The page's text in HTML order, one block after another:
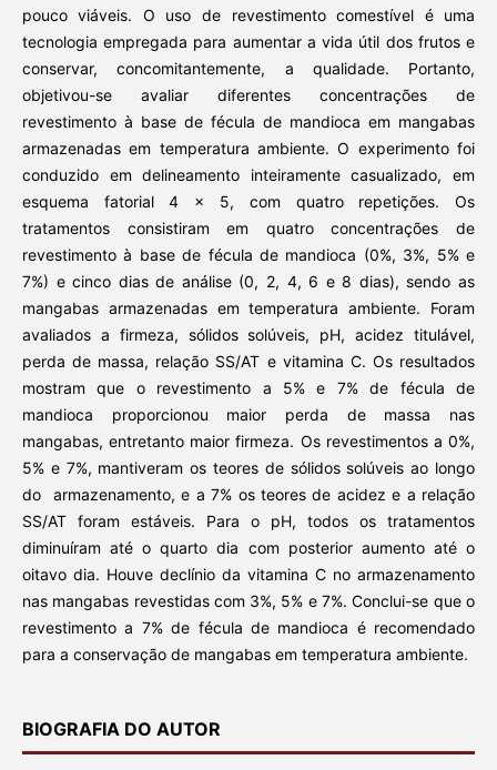
pouco viáveis. O uso de revestimento comestível é uma
tecnologia empregada para aumentar a vida útil dos frutos e
conservar, concomitantemente, a qualidade. Portanto,
objetivou-se avaliar diferentes concentrações de
revestimento à base de fécula de mandioca em mangabas
armazenadas em temperatura ambiente. O experimento foi
conduzido em delineamento inteiramente casualizado, em
esquema fatorial 4 x 5, com quatro repetições. Os
tratamentos consistiram em quatro concentrações de
revestimento à base de fécula de mandioca (0%, 3%, 5% e
7%) e cinco dias de análise (0, 2, 4, 6 e 8 dias), sendo as
mangabas armazenadas em temperatura ambiente. Foram
avaliados a firmeza, sólidos solúveis, pH, acidez titulável,
perda de massa, relação SS/AT e vitamina C. Os resultados
mostram que o revestimento a 5% e 7% de fécula de
mandioca proporcionou maior perda de massa nas
mangabas, entretanto maior firmeza. Os revestimentos a 0%,
5% e 7%, mantiveram os teores de sólidos solúveis ao longo
do armazenamento, e a 7% os teores de acidez e a relação
SS/AT foram estáveis. Para o pH, todos os tratamentos
diminuíram até o quarto dia com posterior aumento até o
oitavo dia. Houve declínio da vitamina C no armazenamento
nas mangabas revestidas com 3%, 5% e 7%. Conclui-se que o
revestimento a 7% de fécula de mandioca é recomendado
para a conservação de mangabas em temperatura ambiente.
BIOGRAFIA DO AUTOR